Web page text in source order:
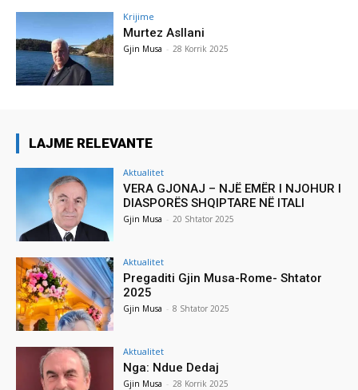
Krijime
Murtez Asllani
Gjin Musa - 28 Korrik 2025
LAJME RELEVANTE
Aktualitet
VERA GJONAJ – NJË EMËR I NJOHUR I
DIASPORËS SHQIPTARE NË ITALI
Gjin Musa - 20 Shtator 2025
Aktualitet
Pregaditi Gjin Musa-Rome- Shtator
2025
Gjin Musa - 8 Shtator 2025
Aktualitet
Nga: Ndue Dedaj
Gjin Musa - 28 Korrik 2025